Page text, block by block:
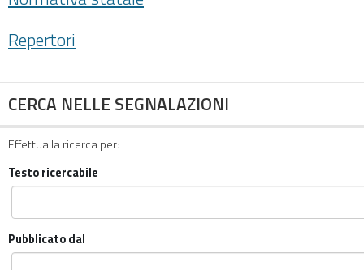
Repertori
CERCA NELLE SEGNALAZIONI
Effettua la ricerca per:
Testo ricercabile
Pubblicato dal